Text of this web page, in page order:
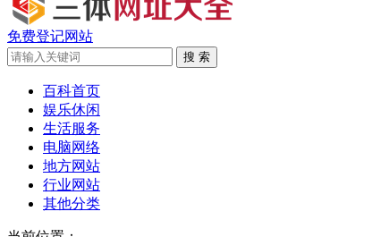
免费登记网站
搜 索
百科首页
娱乐休闲
生活服务
电脑网络
地方网站
行业网站
其他分类